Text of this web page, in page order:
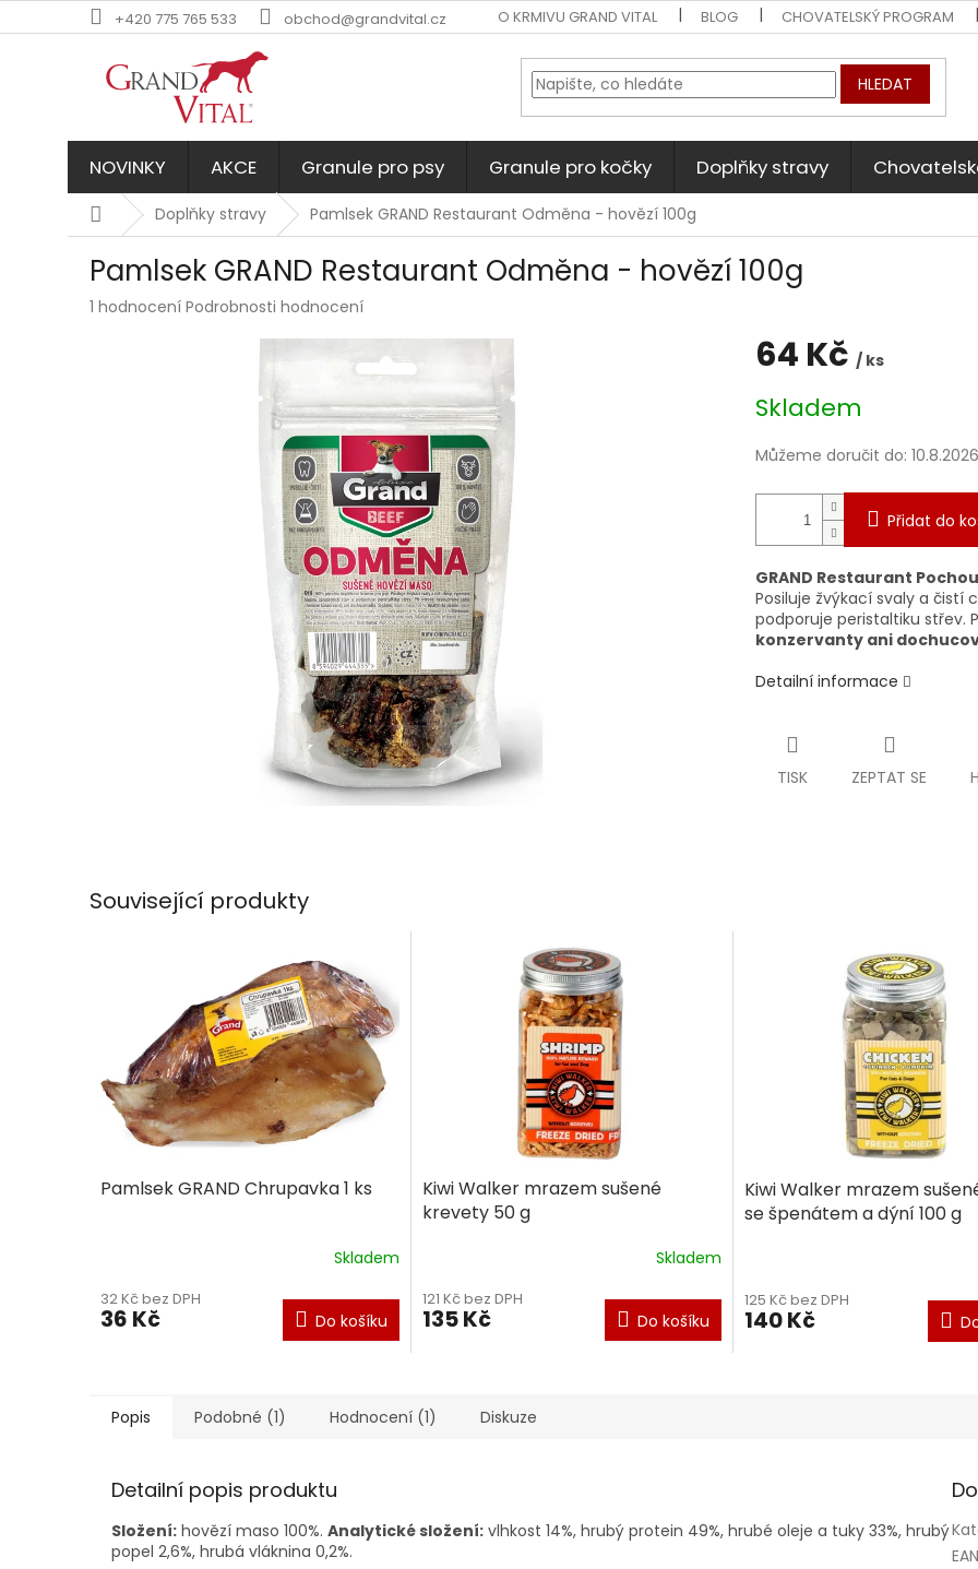
na
+420 775 765 533 obchod@grandvital.cz O KRMIVU GRAND VITAL BLOG CHOVATELSKÝ PROGRAM
HLEDAT
NOVINKY AKCE Granule pro psy Granule pro kočky Doplňky stravy
DomůDoplňky stravy Pamlsek GRAND Restaurant Odměna - hovězí 100g
Pamlsek GRAND Restaurant Odměna - hovězí 100g
Průměrné
1 hodnocení Podrobnosti hodnocení
64 Kč / ks
cena:
Skladem
Můžeme doručit do: 10.8.2026
Přidat do
GRAND Restaurant
Posiluje žvýkací svaly a čistí
podporuje peristaltiku střev.
konzervanty ani
Detailní informace
TISK ZEPTAT SE
Související produkty
Pamlsek GRAND Chrupavka 1 ks
produktu
je
hvězdiček.
Skladem
32 Kč bez DPH
36 Kč Do košíku
Kiwi Walker mrazem sušené
krevety 50 g
Skladem
121 Kč bez DPH
135 Kč Do košíku
Kiwi Walker mrazem
se špenátem a dýní 100 g
125 Kč bez DPH
140 Kč
Popis Podobné (1) Hodnocení (1) Diskuze
Detailní popis produktu
Složení: hovězí maso 100%. Analytické složení: vlhkost 14%, hrubý protein 49%, hrubé oleje a tuky 33%, hrubý
popel 2,6%, hrubá vláknina 0,2%.
EAN